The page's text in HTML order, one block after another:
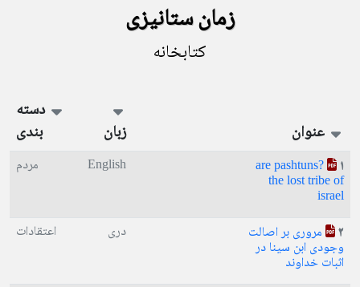
زمان ستانیزی
کتابخانه
عنوان زبان
دسته
بندی
1
?are pashtuns
the lost tribe of
israel
English مردم
2 مروری بر اصالت
وجودی ابن سینا در
اثبات خداوند
دری اعتقادات